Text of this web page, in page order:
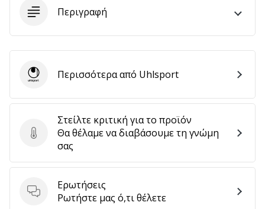
ΕμφάνισηΠεριγραφή
Στείλτε κριτική για το προϊόν
Στείλτε κριτική για το προϊόν
Θα θέλαμε να διαβάσουμε τη γνώμη
σας
Ερωτήσεις
Ερωτήσεις
Ρωτήστε μας ό,τι θέλετε
UhlsportΠερισσότερα από Uhlsport